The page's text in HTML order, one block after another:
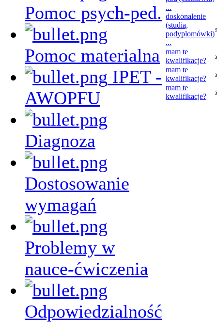
Pomoc psych-ped.
Pomoc materialna
IPET -
AWOPFU
Diagnoza
Dostosowanie
wymagań
Problemy w
nauce-ćwiczenia
Odpowiedzialność
...
doskonalenie
(studia,
podyplomówki)
...
mam te
kwalifikacje?
mam te
kwalifikacje?
mam te
kwalifikacje?